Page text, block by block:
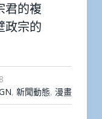
君的複
政宗的
, 新聞動態, 漫畫